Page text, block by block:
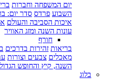
יום המשפחה וחברות
השבוע פרדס סדר יום:
איכות הסביבה והעולם
עונות השנה ומזג האוויר
חורף
בריאות זהירות בדרכים
מאכלים צבעים וצורות
השנה, קיץ והחופש הגדול
בלוג